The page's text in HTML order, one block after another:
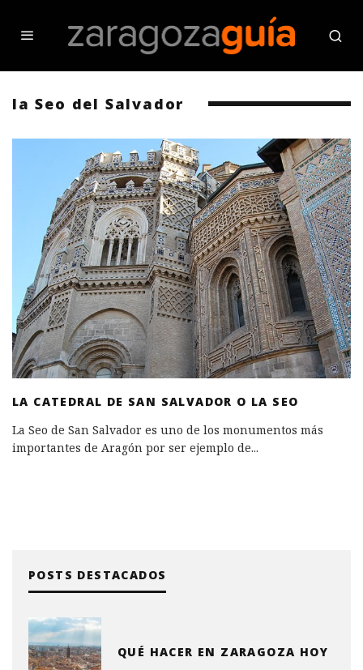
la Seo del Salvador
LA CATEDRAL DE SAN SALVADOR O LA SEO
La Seo de San Salvador es uno de los monumentos más
importantes de Aragón por ser ejemplo de...
POSTS DESTACADOS
QUÉ HACER EN ZARAGOZA HOY